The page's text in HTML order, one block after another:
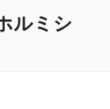
ルミシ